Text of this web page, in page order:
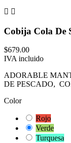
 
Cobija Cola De
$679.00
IVA incluido
ADORABLE
DE PESCADO,
Color
Rojo
Verde
Turquesa